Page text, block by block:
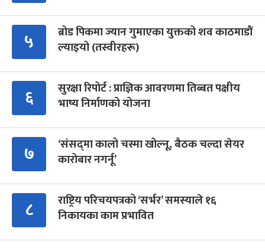
५
ब्रोड पिकमा ज्यान गुमाएका युक्तको शव काठमाडौं
ल्याइयो (तस्वीरहरू)
६
सुरक्षा रिपोर्ट : प्राज्ञिक आवरणमा तिब्बत पक्षीय
भाष्य निर्माणको योजना
७
‘संसद्‍मा कालो चस्मा खोल्नू, बैठक चल्दा सेयर
कारोबार नगर्नू’
८
राष्ट्रिय परिचयपत्रको ‘सर्भर’ समस्याले १६
निकायका काम प्रभावित